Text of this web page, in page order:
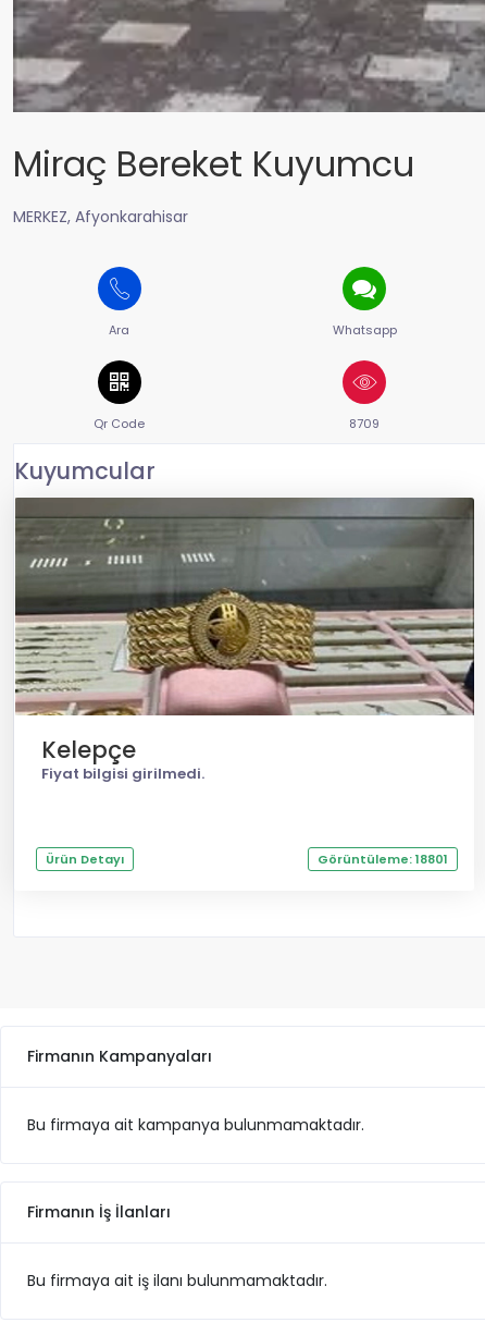
Miraç Bereket Kuyumcu
MERKEZ, Afyonkarahisar
Ara Whatsapp
Qr Code 8709
Kuyumcular
Kelepçe
Fiyat bilgisi girilmedi.
Ürün Detayı Görüntüleme: 18801
Firmanın Kampanyaları
Bu firmaya ait kampanya bulunmamaktadır.
Firmanın İş İlanları
Bu firmaya ait iş ilanı bulunmamaktadır.